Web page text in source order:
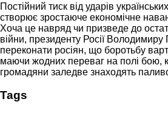
Постійний тиск від ударів
створює зростаюче економічне
Хоча це навряд чи призведе до
війни, президенту Росії Володимиру
переконати росіян, що боротьбу
маючи жодних переваг на полі бою,
громадяни заледве знаходять
Tags